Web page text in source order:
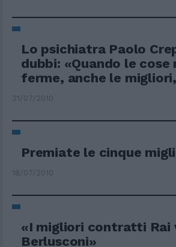
Lo psichiatra Paolo
dubbi: «Quando le cose
ferme, anche le
31/07/2010
Premiate le cinque
18/07/2010
«I migliori contratti Rai
Berlusconi»